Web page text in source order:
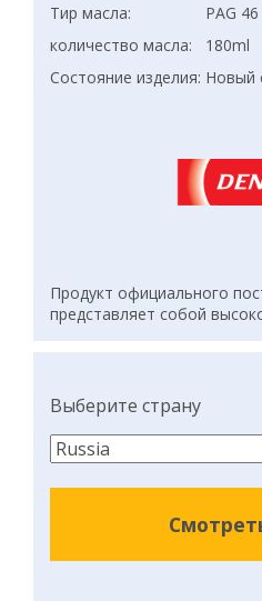
Тир масла:
PAG 46
количество масла:
180ml
Состояние изделия: Новый
Продукт официального
представляет собой
Выберите страну